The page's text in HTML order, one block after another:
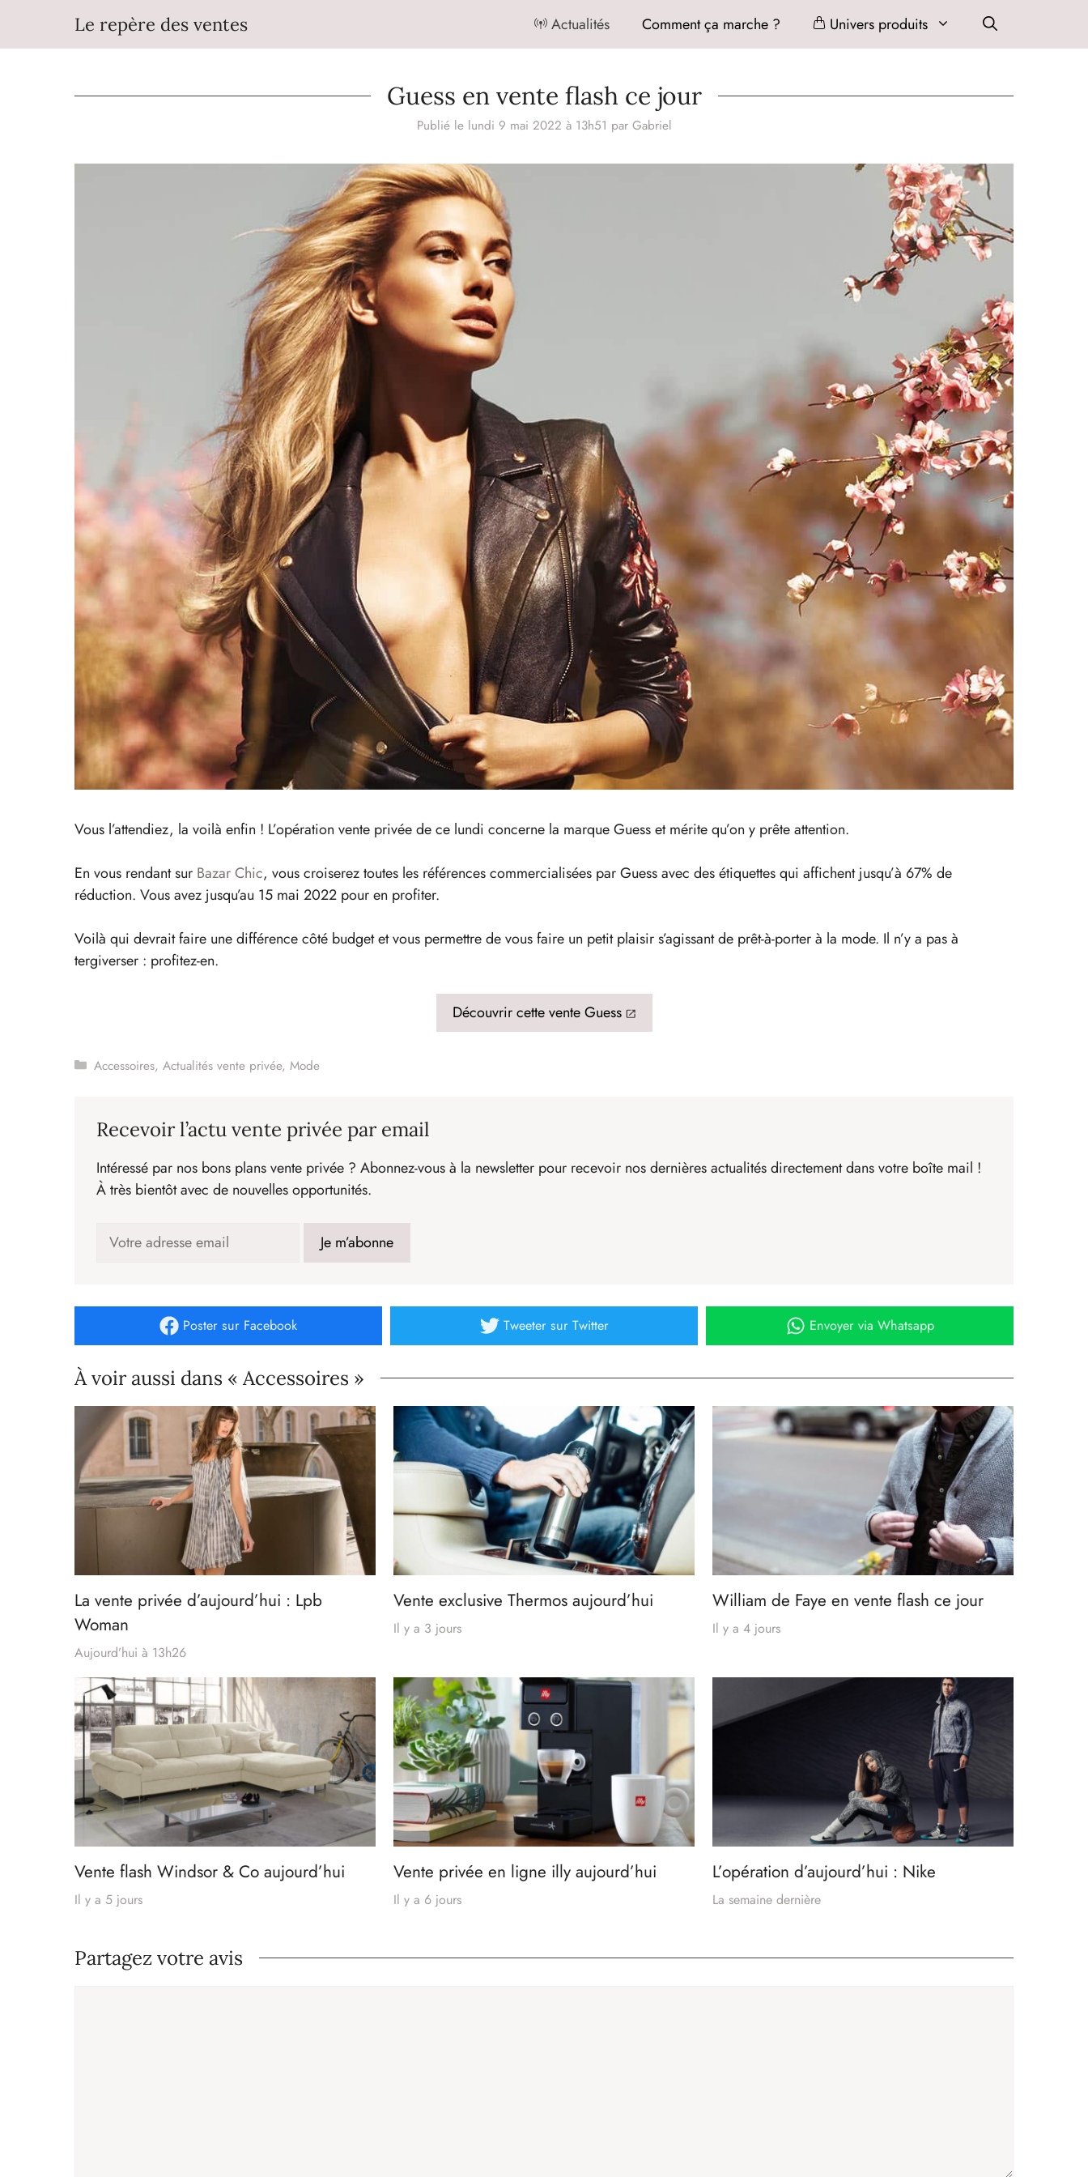
contenu
Le repère des ventes Actualités Comment ça marche ? Univers produits
Guess en vente flash ce jour
Publié le lundi 9 mai 2022 à 13h51 par Gabriel
Vous l’attendiez, la voilà enfin ! L’opération vente privée de ce lundi concerne la marque Guess et mérite qu’on y prête attention.
En vous rendant sur Bazar Chic, vous croiserez toutes les références commercialisées par Guess avec des étiquettes qui affichent jusqu’à 67% de
réduction. Vous avez jusqu’au 15 mai 2022 pour en profiter.
Voilà qui devrait faire une différence côté budget et vous permettre de vous faire un petit plaisir s’agissant de prêt-à-porter à la mode. Il n’y a pas à
tergiverser : profitez-en.
Découvrir cette vente Guess
Catégories
Accessoires,Actualités vente privée,Mode
Recevoir l’actu vente privée par email
Intéressé par nos bons plans vente privée ? Abonnez-vous à la newsletter pour recevoir nos dernières actualités directement dans votre boîte mail !
À très bientôt avec de nouvelles opportunités.
Poster sur Facebook Tweetersur Twitter Envoyervia Whatsapp
À voir aussi dans « Accessoires »
La vente privée d’aujourd’hui : Lpb
Woman
Aujourd’hui à 13h26
Vente exclusive Thermos aujourd’hui
Il y a 3 jours
William de Faye en vente flash ce jour
Il y a 4 jours
Vente flash Windsor & Co aujourd’hui
Il y a 5 jours
Vente privée en ligne illy aujourd’hui
Il y a 6 jours
L’opération d’aujourd’hui : Nike
La semaine dernière
Partagez votre avis